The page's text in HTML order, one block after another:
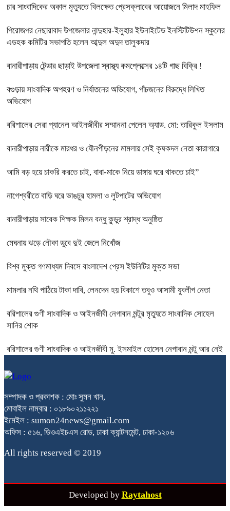
চার সাংবাদিকের অকাল মৃত্যুতে খিলক্ষেত প্রেসক্লাবের আয়োজনে মিলাদ মাহফিল
পিরোজপর নেছারাবাদ উপজেলার নান্দুহার-ইলুহার ইউনাইটেড ইনস্টিটিউশন স্কুলের
এডহক কমিটির সভাপতি হলেন আব্দুল অদুদ তালুকদার
বানারীপাড়ায় টেন্ডার ছাড়াই উপজেলা স্বাস্থ্য কমপ্লেক্সের ১৪টি গাছ বিক্রি !
বগুড়ায় সাংবাদিক অপহরণ ও নির্যাতনের অভিযোগ, পাঁচজনের বিরুদ্ধে লিখিত
অভিযোগ
বরিশালের সেরা প্যানেল আইনজীবীর সম্মাননা পেলেন অ্যাড. মো: তারিকুল ইসলাম
বানারীপাড়ায় নারীকে মারধর ও যৌনপীড়নের মামলায় সেই কৃষকদল নেতা কারাগারে
আমি বড় হয়ে চাকরি করতে চাই, বাবা-মাকে নিয়ে ডাঙ্গায় ঘরে থাকতে চাই”
নাগেশ্বরীতে বাড়ি ঘরে ভাঙচুর হামলা ও লুটপাটের অভিযোগ
বানারীপাড়ায় সাবেক শিক্ষক মিলন বন্ধু কুন্ডুর শ্রাদ্ধ অনুষ্ঠিত
মেঘনায় ঝড়ে নৌকা ডুবে দুই জেলে নিখোঁজ
বিশ্ব মুক্ত গণমাধ্যম দিবসে বাংলাদেশ প্রেস ইউনিটির মুক্ত সভা
মামলার নথি পাঠিয়ে টাকা দাবি, লেনদেন হয় বিকাশে তবুও আসামী যুবলীগ নেতা
বরিশালের গুণী সাংবাদিক ও আইনজীবী নেগাবান মন্টুর মৃত্যুতে সাংবাদিক সোহেল
সানির শোক
বরিশালের গুণী সাংবাদিক ও আইনজীবী মু. ইসমাইল হোসেন নেগাবান মন্টু আর নেই
সম্পাদক ও প্রকাশক : মোঃ সুমন খান,
মোবাইল নাম্বার : ০১৮৯০২১১২২১
ইমেইল : sumon24news@gmail.com
অফিস : ৫১৬, ডিওএইচএস রোড, ঢাকা ক্যান্টনমেন্ট, ঢাকা-১২০৬
All rights reserved © 2019
Developed by Raytahost